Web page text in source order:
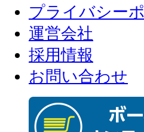
プライバシー
運営会社
採用情報
お問い合わせ